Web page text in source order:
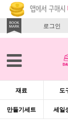
로그인
재료 도
만들기세트 세일